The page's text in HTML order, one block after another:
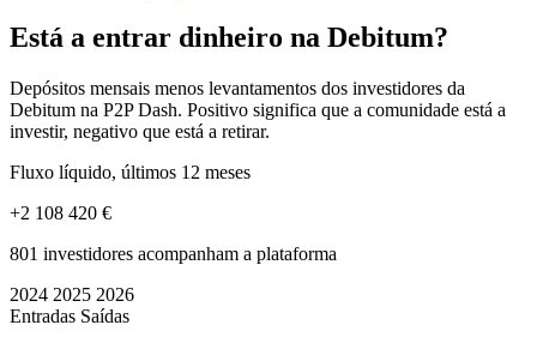
Está a entrar dinheiro na Debitum?
Depósitos mensais menos levantamentos dos investidores da
Debitum na P2P Dash. Positivo significa que a comunidade está a
investir, negativo que está a retirar.
Fluxo líquido, últimos 12 meses
+2 108 420 €
801 investidores acompanham a plataforma
2024 2025 2026
Entradas Saídas